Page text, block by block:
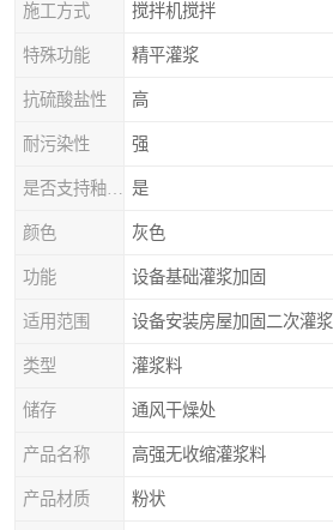
施工方式 搅拌机搅拌
特殊功能 精平灌浆
抗硫酸盐性 高
耐污染性 强
是
颜色 灰色
功能 设备基础灌浆加固
适用范围 设备安装房屋加固二次灌浆
类型 灌浆料
储存 通风干燥处
产品名称 高强无收缩灌浆料
产品材质 粉状